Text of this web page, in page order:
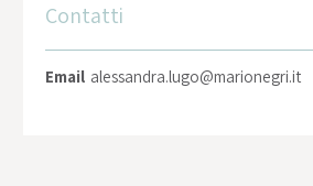
Contatti
Email alessandra.lugo@marionegri.it